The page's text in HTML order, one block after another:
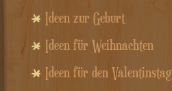
Ideen zur Geburt
Ideen für Weihnachten
Ideen für den Valentinstag